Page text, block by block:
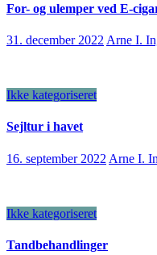
For- og ulemper ved E-
31. december 2022 Arne I.
Ikke kategoriseret
Sejltur i havet
16. september 2022 Arne I.
Ikke kategoriseret
Tandbehandlinger